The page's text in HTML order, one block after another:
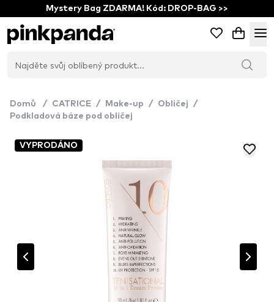
Mystery Bag ZDARMA! Kód: DROP-BAG >>
Domů / CATRICE / Make-up / Obličej
/
Podkladová báze pod obličej
VYPRODÁNO